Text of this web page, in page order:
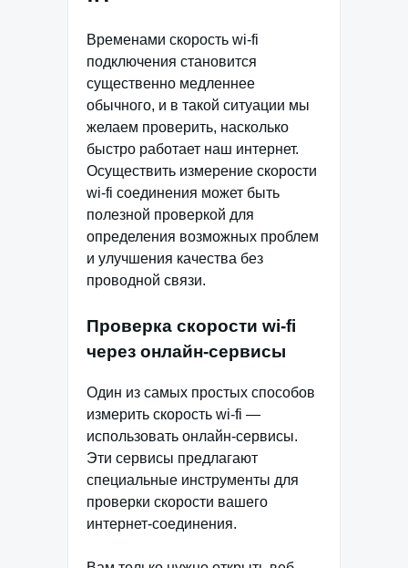
Временами скорость wi-fi
подключения становится
существенно медленнее
обычного, и в такой ситуации мы
желаем проверить, насколько
быстро работает наш интернет.
Осуществить измерение скорости
wi-fi соединения может быть
полезной проверкой для
определения возможных проблем
и улучшения качества без
проводной связи.
Проверка скорости wi-fi
через онлайн-сервисы
Один из самых простых способов
измерить скорость wi-fi —
использовать онлайн-сервисы.
Эти сервисы предлагают
специальные инструменты для
проверки скорости вашего
интернет-соединения.